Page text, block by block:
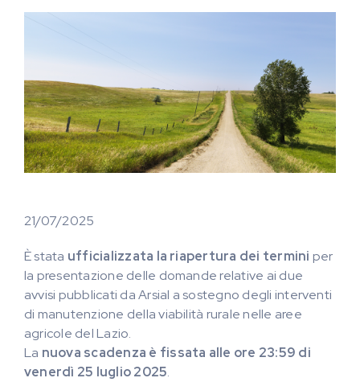
21/07/2025
È stata ufficializzata la riapertura dei termini per
la presentazione delle domande relative ai due
avvisi pubblicati da Arsial a sostegno degli interventi
di manutenzione della viabilità rurale nelle aree
agricole del Lazio.
La nuova scadenza è fissata alle ore 23:59 di
venerdì 25 luglio 2025.